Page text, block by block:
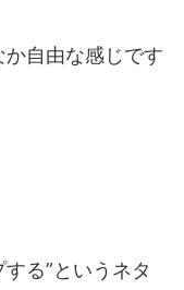
自由な感じです
る”というネタ